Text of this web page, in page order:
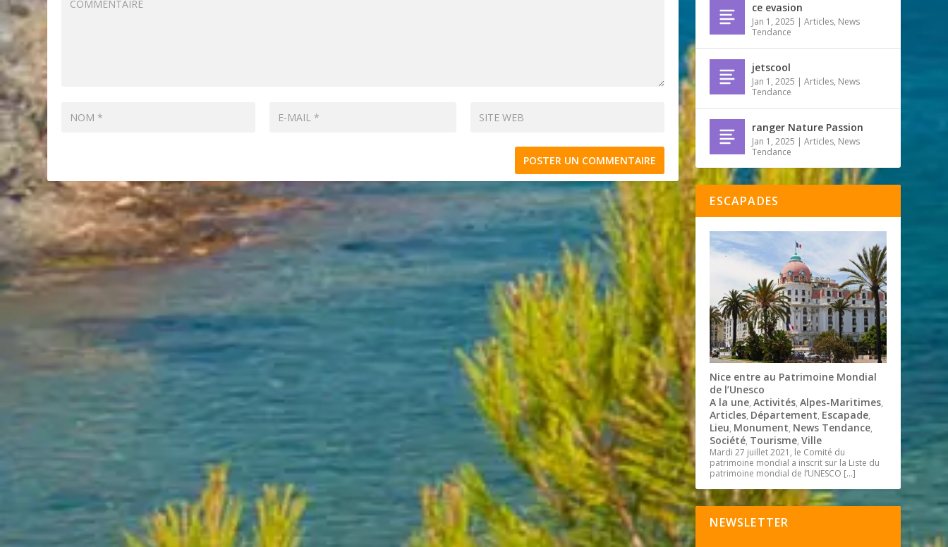
ce evasion
Jan 1, 2025 |Articles, News
Tendance
jetscool
Jan 1, 2025 |Articles, News
Tendance
ranger Nature Passion
Jan 1, 2025 |Articles, News
Tendance
ESCAPADES
Nice entre au Patrimoine Mondial
de l’Unesco
A la une,Activités,Alpes-Maritimes,
Articles, Département, Escapade,
Lieu, Monument, News Tendance,
Société, Tourisme,Ville
Mardi 27 juillet 2021, le Comité du
patrimoine mondial a inscrit sur la Liste du
patrimoine mondial de l’UNESCO […]
NEWSLETTER